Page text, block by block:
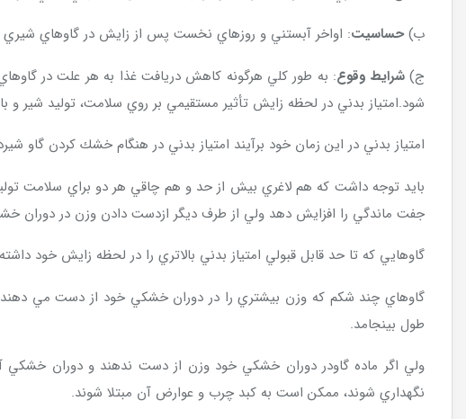
ب)حساسيت: اواخر آبستني و روزهاي نخست پس از زايش در گاوهاي شيري
ج)شرايط وقوع: به طور كلي هرگونه كاهش دريافت غذا به هر علت در
شود.امتياز بدني در لحظه زايش تأثير مستقيمي بر روي سلامت، توليد شير و
امتياز بدني در اين زمان خود برآيند امتياز بدني در هنگام خشك كردن
بايد توجه داشت كه هم لاغري بيش از حد و هم چاقي هر دو براي سلامت
جفت ماندگي را افزايش دهد ولي از طرف ديگر ازدست دادن وزن در دوران
گاوهايي كه تا حد قابل قبولي امتياز بدني بالاتري را در لحظه زايش خود داشته باشند در90 روز نخست پس از زايش از توليد شير با پروتئين و به ويژه چربي بيشتر
طول بينجامد.
ولي اگر ماده گاودر دوران خشكي خود وزن از دست ندهند و دوران خشكي
نگهداري شوند، ممكن است به كبد چرب و عوارض آن مبتلا شوند.